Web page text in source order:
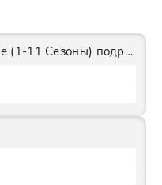
Ментовские войны Все (1-11 Сезоны) подряд Сериал